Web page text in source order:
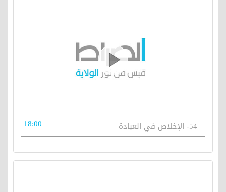
54- الإخلاص في العبادة 18:00